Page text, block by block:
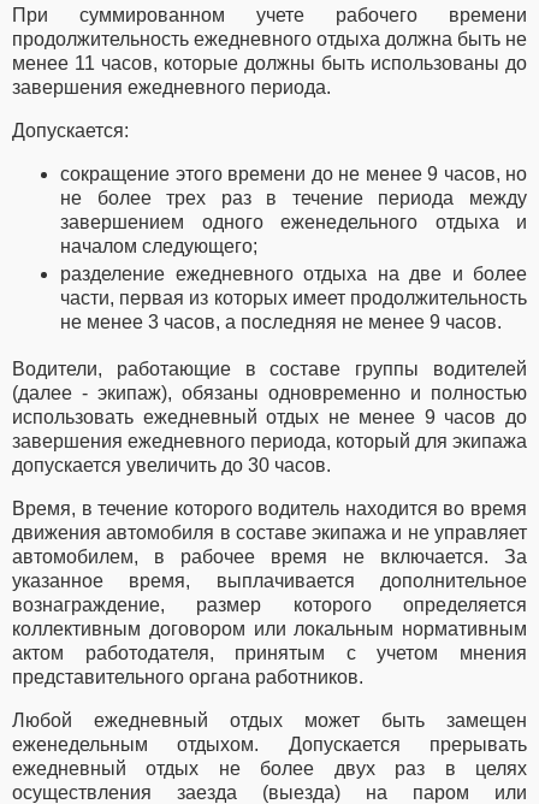
При суммированном учете рабочего времени
продолжительность ежедневного отдыха должна быть не
менее 11 часов, которые должны быть использованы до
завершения ежедневного периода.
Допускается:
сокращение этого времени до не менее 9 часов, но
не более трех раз в течение периода между
завершением одного еженедельного отдыха и
началом следующего;
разделение ежедневного отдыха на две и более
части, первая из которых имеет продолжительность
не менее 3 часов, а последняя не менее 9 часов.
Водители, работающие в составе группы водителей
(далее - экипаж), обязаны одновременно и полностью
использовать ежедневный отдых не менее 9 часов до
завершения ежедневного периода, который для экипажа
допускается увеличить до 30 часов.
Время, в течение которого водитель находится во время
движения автомобиля в составе экипажа и не управляет
автомобилем, в рабочее время не включается. За
указанное время, выплачивается дополнительное
вознаграждение, размер которого определяется
коллективным договором или локальным нормативным
актом работодателя, принятым с учетом мнения
представительного органа работников.
Любой ежедневный отдых может быть замещен
еженедельным отдыхом. Допускается прерывать
ежедневный отдых не более двух раз в целях
осуществления заезда (выезда) на паром или